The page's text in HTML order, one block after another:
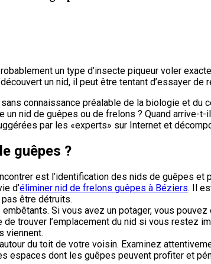
un type d’insecte piqueur voler
un nid, il peut être tentant d’essayer
connaissance préalable de la biologie et du
un nid de guêpes ou de frelons ? Quand
par les «experts» sur Internet et
guêpes ?
est l’identification des nids de guêpes
d’éliminer nid de frelons guêpes à Béziers. Il
être détruits.
Si vous avez un potager, vous
trouver l’emplacement du nid si vous
viennent.
du toit de votre voisin. Examinez
espaces dont les guêpes peuvent profiter et